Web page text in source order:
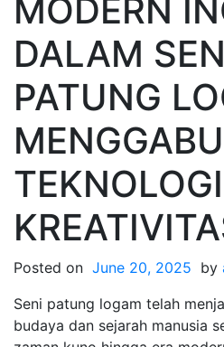
MODERN
DALAM
PATUNG
Posted on June 20, 2025 by
Seni patung logam telah
budaya dan sejarah manusia